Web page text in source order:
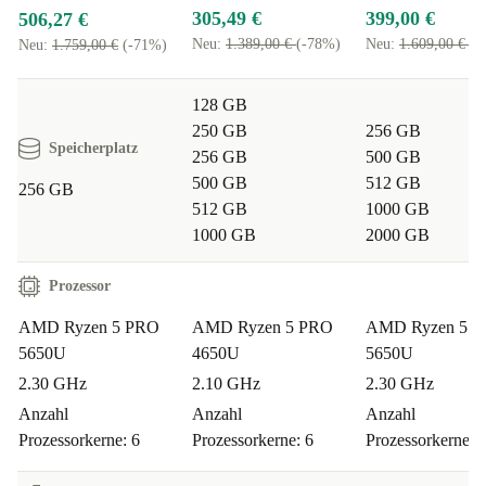
kompakten Maßen passt es problemlos in deinen
Rucksack und begleitet dich überallhin.
Q: Kann ich mehrere Anwendungen gleichzeitig
nutzen, etwa beim Programmieren oder für Office-
Aufgaben?
A: Der Ryzen 5 PRO Prozessor sorgt dafür, dass du auch
anspruchsvolle Aufgaben flüssig erledigst – egal ob
Tabellenkalkulation, Videokonferenz oder E-Mails.
A: ThinkPads sind für ihre Business-Sicherheitsfeatures
bekannt. Du profitierst von hoher Zuverlässigkeit für
deine Daten.
506,27 €
Neu: 1.759,00 € (-71%)
305,49 €
Neu: 1.389,00 €(-78%)
399,00 €
Neu: 1.609,00 €
Speicherplatz
256 GB
128 GB
250 GB
256 GB
500 GB
512 GB
1000 GB
256 GB
500 GB
512 GB
1000 GB
2000 GB
Prozessor
AMD Ryzen 5 PRO
5650U
2.30 GHz
Anzahl
Prozessorkerne: 6
AMD Ryzen 5 PRO
4650U
2.10 GHz
Anzahl
Prozessorkerne: 6
AMD Ryzen 5
5650U
2.30 GHz
Anzahl
Prozessorkerne: 6